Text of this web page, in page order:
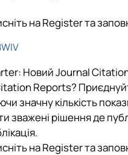
на Register та
Новий Journal
Reports?
значну кількість
зважені рішення де
на Register та